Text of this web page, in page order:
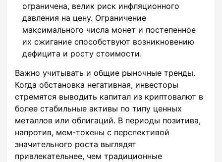
ограничена, велик риск инфляционного
давления на цену. Ограничение
максимального числа монет и постепенное
их сжигание способствуют возникновению
дефицита и росту стоимости.
Важно учитывать и общие рыночные тренды.
Когда обстановка негативная, инвесторы
стремятся выводить капитал из криптовалют в
более стабильные активы по типу ценных
металлов или облигаций. В периоды позитива,
напротив, мем-токены с перспективой
значительного роста выглядят
привлекательнее, чем традиционные